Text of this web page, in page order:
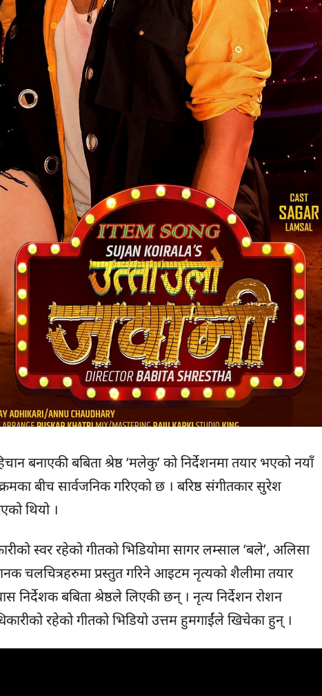
बनाएकी बबिता श्रेष्ठ ‘मलेकु’ को निर्देशनमा तयार भएको नयाँ
बीच सार्वजनिक गरिएको छ । बरिष्ठ संगीतकार सुरेश
थियो ।
स्वर रहेको गीतको भिडियोमा सागर लम्साल ‘बले’, अलिसा
चलचित्रहरुमा प्रस्तुत गरिने आइटम नृत्यको शैलीमा तयार
बबिता श्रेष्ठले लिएकी छन् । नृत्य निर्देशन रोशन
रहेको गीतको भिडियो उत्तम हुमगाईंले खिचेका हुन् ।